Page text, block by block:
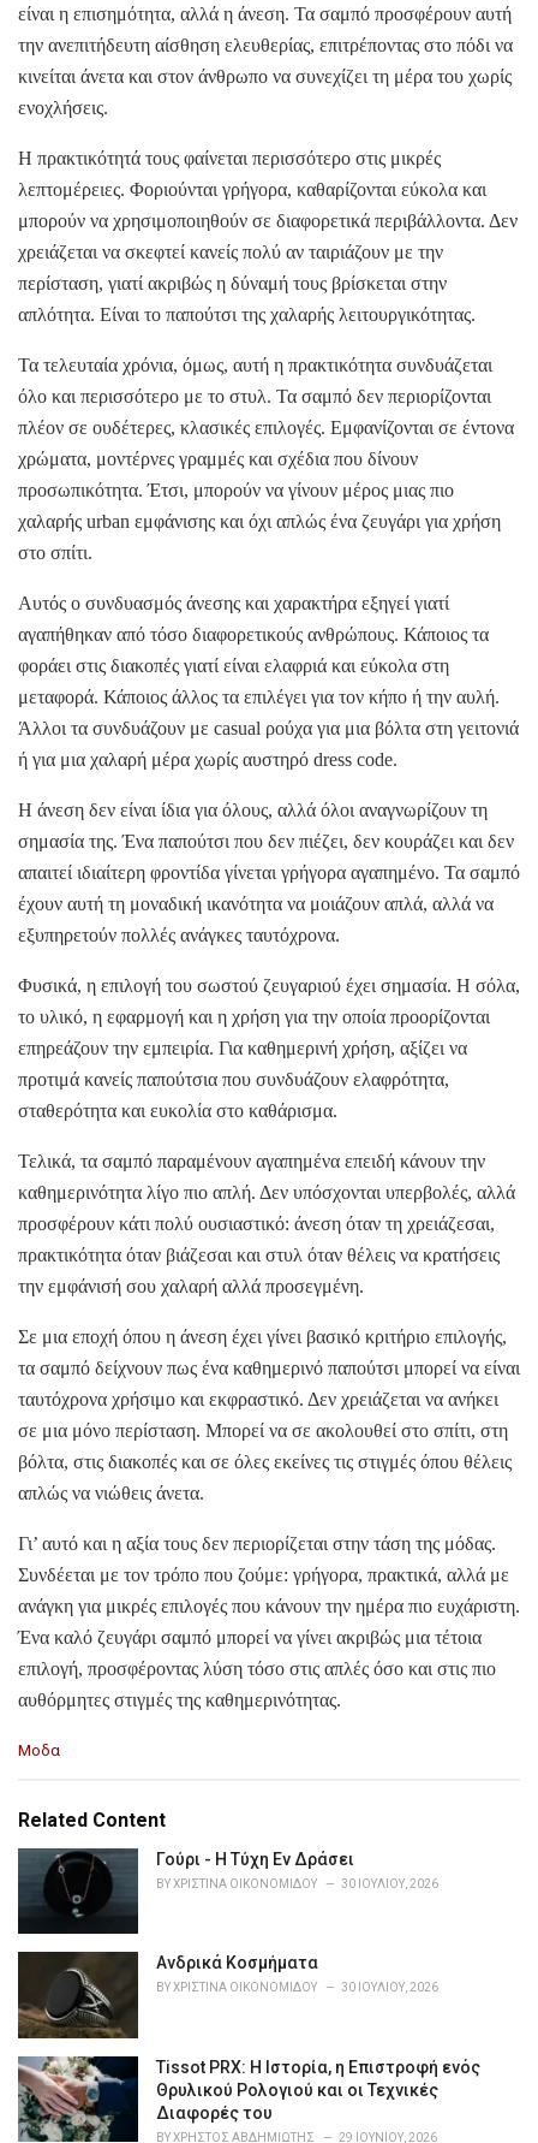
είναι η επισημότητα, αλλά η άνεση. Τα σαμπό προσφέρουν αυτή
την ανεπιτήδευτη αίσθηση ελευθερίας, επιτρέποντας στο πόδι να
κινείται άνετα και στον άνθρωπο να συνεχίζει τη μέρα του χωρίς
ενοχλήσεις.
Η πρακτικότητά τους φαίνεται περισσότερο στις μικρές
λεπτομέρειες. Φοριούνται γρήγορα, καθαρίζονται εύκολα και
μπορούν να χρησιμοποιηθούν σε διαφορετικά περιβάλλοντα. Δεν
χρειάζεται να σκεφτεί κανείς πολύ αν ταιριάζουν με την
περίσταση, γιατί ακριβώς η δύναμή τους βρίσκεται στην
απλότητα. Είναι το παπούτσι της χαλαρής λειτουργικότητας.
Τα τελευταία χρόνια, όμως, αυτή η πρακτικότητα συνδυάζεται
όλο και περισσότερο με το στυλ. Τα σαμπό δεν περιορίζονται
πλέον σε ουδέτερες, κλασικές επιλογές. Εμφανίζονται σε έντονα
χρώματα, μοντέρνες γραμμές και σχέδια που δίνουν
προσωπικότητα. Έτσι, μπορούν να γίνουν μέρος μιας πιο
χαλαρής urban εμφάνισης και όχι απλώς ένα ζευγάρι για χρήση
στο σπίτι.
Αυτός ο συνδυασμός άνεσης και χαρακτήρα εξηγεί γιατί
αγαπήθηκαν από τόσο διαφορετικούς ανθρώπους. Κάποιος τα
φοράει στις διακοπές γιατί είναι ελαφριά και εύκολα στη
μεταφορά. Κάποιος άλλος τα επιλέγει για τον κήπο ή την αυλή.
Άλλοι τα συνδυάζουν με casual ρούχα για μια βόλτα στη γειτονιά
ή για μια χαλαρή μέρα χωρίς αυστηρό dress code.
Η άνεση δεν είναι ίδια για όλους, αλλά όλοι αναγνωρίζουν τη
σημασία της. Ένα παπούτσι που δεν πιέζει, δεν κουράζει και δεν
απαιτεί ιδιαίτερη φροντίδα γίνεται γρήγορα αγαπημένο. Τα σαμπό
έχουν αυτή τη μοναδική ικανότητα να μοιάζουν απλά, αλλά να
εξυπηρετούν πολλές ανάγκες ταυτόχρονα.
Φυσικά, η επιλογή του σωστού ζευγαριού έχει σημασία. Η σόλα,
το υλικό, η εφαρμογή και η χρήση για την οποία προορίζονται
επηρεάζουν την εμπειρία. Για καθημερινή χρήση, αξίζει να
προτιμά κανείς παπούτσια που συνδυάζουν ελαφρότητα,
σταθερότητα και ευκολία στο καθάρισμα.
Τελικά, τα σαμπό παραμένουν αγαπημένα επειδή κάνουν την
καθημερινότητα λίγο πιο απλή. Δεν υπόσχονται υπερβολές, αλλά
προσφέρουν κάτι πολύ ουσιαστικό: άνεση όταν τη χρειάζεσαι,
πρακτικότητα όταν βιάζεσαι και στυλ όταν θέλεις να κρατήσεις
την εμφάνισή σου χαλαρή αλλά προσεγμένη.
Σε μια εποχή όπου η άνεση έχει γίνει βασικό κριτήριο επιλογής,
τα σαμπό δείχνουν πως ένα καθημερινό παπούτσι μπορεί να είναι
ταυτόχρονα χρήσιμο και εκφραστικό. Δεν χρειάζεται να ανήκει
σε μια μόνο περίσταση. Μπορεί να σε ακολουθεί στο σπίτι, στη
βόλτα, στις διακοπές και σε όλες εκείνες τις στιγμές όπου θέλεις
απλώς να νιώθεις άνετα.
Γι’ αυτό και η αξία τους δεν περιορίζεται στην τάση της μόδας.
Συνδέεται με τον τρόπο που ζούμε: γρήγορα, πρακτικά, αλλά με
ανάγκη για μικρές επιλογές που κάνουν την ημέρα πιο ευχάριστη.
Ένα καλό ζευγάρι σαμπό μπορεί να γίνει ακριβώς μια τέτοια
επιλογή, προσφέροντας λύση τόσο στις απλές όσο και στις πιο
αυθόρμητες στιγμές της καθημερινότητας.
C
e
r
Μοδα
Related Content
Γούρι - Η Τύχη Εν Δράσει
BYΧΡΙΣΤΊΝΑ ΟΙΚΟΝΟΜΊΔΟΥ 30 ΙΟΥΛΊΟΥ, 2026
Ανδρικά Κοσμήματα
BYΧΡΙΣΤΊΝΑ ΟΙΚΟΝΟΜΊΔΟΥ 30 ΙΟΥΛΊΟΥ, 2026
Tissot PRX: Η Ιστορία, η Επιστροφή ενός
Θρυλικού Ρολογιού και οι Τεχνικές
Διαφορές του
BYΧΡΉΣΤΟΣ ΑΒΔΗΜΙΏΤΗΣ 29 ΙΟΥΝΊΟΥ, 2026